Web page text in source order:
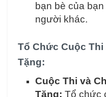
bạn bè của
người khác.
Tổ Chức Cuộc
Tặng:
Cuộc Thi và
Tặng: Tổ chức